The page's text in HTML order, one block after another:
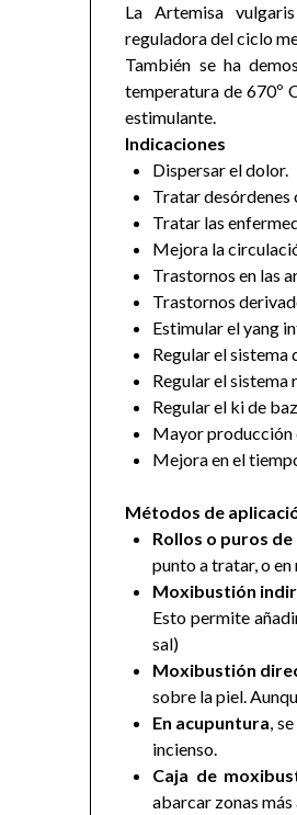
La Artemisa vulgaris
reguladora del ciclo
También se ha
temperatura de 670º
estimulante.
Indicaciones
Dispersar el dolor.
Tratar desórdenes
Tratar las
Mejora la
Trastornos en las
Trastornos
Estimular el yang
Regular el sistema
Regular el
Regular el ki de
Mayor producción
Mejora en el
Métodos de
Rollos o puros de
punto a tratar, o
Moxibustión
Esto permite
sal)
Moxibustión
sobre la piel.
En acupuntura,
incienso.
Caja de
abarcar zonas